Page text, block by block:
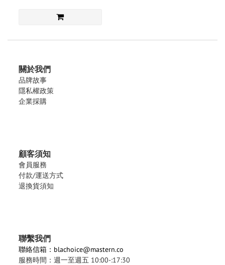
關於我們
品牌故事
隱私權政策
企業採購
顧客須知
會員服務
付款/運送方式
退換貨須知
聯繫我們
聯絡信箱：blachoice@mastern.co
服務時間：週一至週五 10:00-:17:30